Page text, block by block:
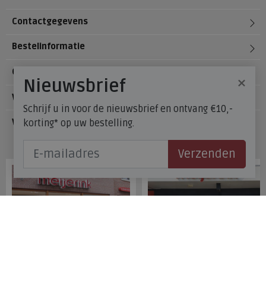
Contactgegevens
Bestelinformatie
Over Meijerink Schoenen
Voetzorg
Veelgestelde vragen
×
Nieuwsbrief
Schrijf u in voor de nieuwsbrief en ontvang €10,-
korting* op uw bestelling.
Verzenden